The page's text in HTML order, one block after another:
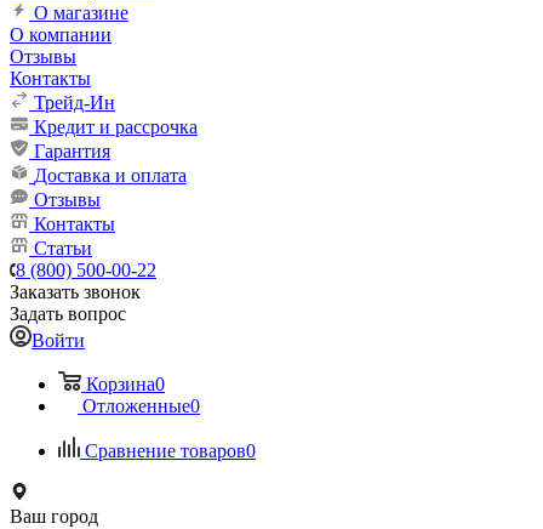
О магазине
О компании
Отзывы
Контакты
Трейд-Ин
Кредит и рассрочка
Гарантия
Доставка и оплата
Отзывы
Контакты
Статьи
8 (800) 500-00-22
Заказать звонок
Задать вопрос
Войти
Корзина0
Отложенные0
Сравнение товаров0
Ваш город